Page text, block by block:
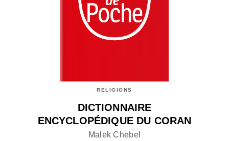
RELIGIONS
DICTIONNAIRE
ENCYCLOPÉDIQUE DU CORAN
Malek Chebel